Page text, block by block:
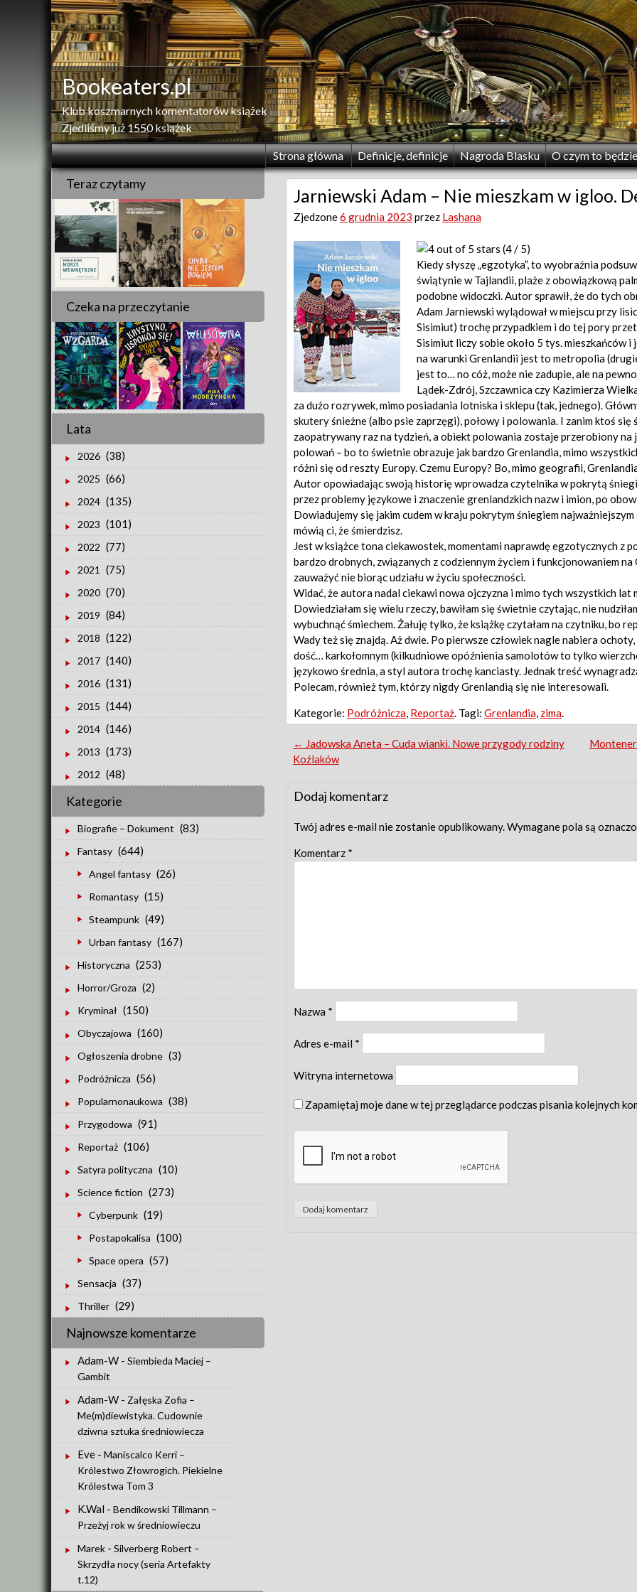
Bookeaters.pl
Klub koszmarnych komentatorów książek
Zjedliśmy już 1550 książek
Strona główna Definicje, definicje Nagroda Blasku O czym to będzie
Jarniewski Adam – Nie mieszkam w igloo.
Zjedzone6 grudnia 2023 przez Lashana
(4 / 5)
Kiedy słyszę „egzotyka”, to wyobraźnia
świątynie w Tajlandii, plaże z obowiązkową
podobne widoczki. Autor sprawił, że do tych
Adam Jarniewski wylądował w miejscu przy
Sisimiut) trochę przypadkiem i do tej pory
Sisimiut liczy sobie około 5 tys. mieszkańców
na warunki Grenlandii jest to metropolia
jest to… no cóż, może nie zadupie, ale na
Lądek-Zdrój, Szczawnica czy Kazimierza
za dużo rozrywek, mimo posiadania lotniska i sklepu (tak, jednego).
skutery śnieżne (albo psie zaprzęgi), połowy i polowania. I zanim ktoś się
zaopatrywany raz na tydzień, a obiekt polowania zostaje przerobiony na
polowań – bo to świetnie obrazuje jak bardzo Grenlandia, mimo
różni się od reszty Europy. Czemu Europy? Bo, mimo geografii,
Autor opowiadając swoją historię wprowadza czytelnika w pokrytą
przez problemy językowe i znaczenie grenlandzkich nazw i imion, po
Dowiadujemy się jakim cudem w kraju pokrytym śniegiem
mówią ci, że śmierdzisz.
Jest w książce tona ciekawostek, momentami naprawdę egzotycznych z
bardzo drobnych, związanych z codziennym życiem i funkcjonowaniem
zauważyć nie biorąc udziału w życiu społeczności.
Widać, że autora nadal ciekawi nowa ojczyzna i mimo tych wszystkich lat
Dowiedziałam się wielu rzeczy, bawiłam się świetnie czytając, nie
wybuchnąć śmiechem. Żałuję tylko, że książkę czytałam na czytniku, bo
Wady też się znajdą. Aż dwie. Po pierwsze człowiek nagle nabiera
dość… karkołomnym (kilkudniowe opóźnienia samolotów to tylko
językowo średnia, a styl autora trochę kanciasty. Jednak treść
Polecam, również tym, którzy nigdy Grenlandią się nie interesowali.
Kategorie: Podróżnicza Reportaż . Tagi: Grenlandia zima
Post
← Jadowska Aneta – Cuda wianki. Nowe przygody rodziny
Koźlaków
Dodaj komentarz
Twój adres e-mail nie zostanie opublikowany.Wymagane pola są
Komentarz *
Nazwa *
Adres e-mail *
Witryna internetowa
Zapamiętaj moje dane w tej przeglądarce podczas pisania kolejnych
Teraz czytamy
Czeka na przeczytanie
Lata
2026 (38)
2025 (66)
2024 (135)
2023 (101)
2022 (77)
2021 (75)
2020 (70)
2019 (84)
2018 (122)
2017 (140)
2016 (131)
2015 (144)
2014 (146)
2013 (173)
2012 (48)
Kategorie
Biografie – Dokument (83)
Fantasy (644)
Angel fantasy (26)
Romantasy (15)
Steampunk (49)
Urban fantasy (167)
Historyczna (253)
Horror/Groza (2)
Kryminał (150)
Obyczajowa (160)
Ogłoszenia drobne (3)
Podróżnicza (56)
Popularnonaukowa (38)
Przygodowa (91)
Reportaż (106)
Satyra polityczna (10)
Science fiction (273)
Cyberpunk (19)
Postapokalisa (100)
Space opera (57)
Sensacja (37)
Thriller (29)
Najnowsze komentarze
Adam-W - Siembieda Maciej –
Gambit
Adam-W - Załęska Zofia –
Me(m)diewistyka. Cudownie
dziwna sztuka średniowiecza
Eve - Maniscalco Kerri –
Królestwo Złowrogich. Piekielne
Królestwa Tom 3
K.Wal - Bendikowski Tillmann –
Przeżyj rok w średniowieczu
Marek - Silverberg Robert –
Skrzydła nocy (seria Artefakty
t.12)